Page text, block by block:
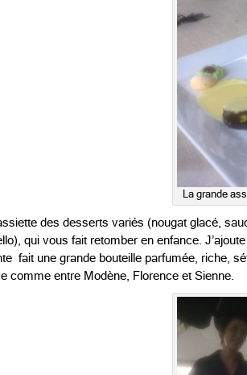
La grande
des desserts variés (nougat glacé,
qui vous fait retomber en enfance.
fait une grande bouteille parfumée, riche,
comme entre Modène, Florence et Sienne.